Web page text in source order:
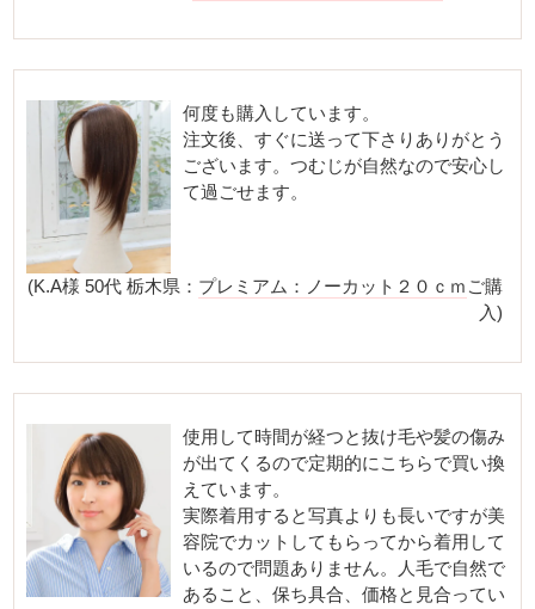
何度も購入しています。
注文後、すぐに送って下さりありがとう
ございます。つむじが自然なので安心し
て過ごせます。
(K.A様 50代 栃木県： プレミアム：ノーカット２０ｃｍ ご購
入)
使用して時間が経つと抜け毛や髪の傷み
が出てくるので定期的にこちらで買い換
えています。
実際着用すると写真よりも長いですが美
容院でカットしてもらってから着用して
いるので問題ありません。人毛で自然で
あること、保ち具合、価格と見合ってい